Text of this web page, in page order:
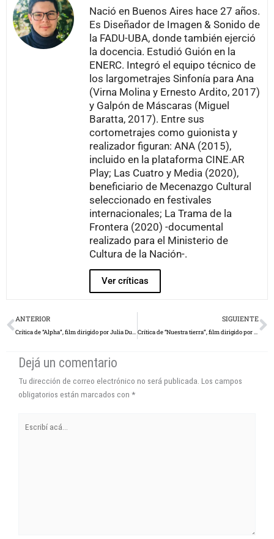
Nació en Buenos Aires hace 27 años.
Es Diseñador de Imagen & Sonido de
la FADU-UBA, donde también ejerció
la docencia. Estudió Guión en la
ENERC. Integró el equipo técnico de
los largometrajes Sinfonía para Ana
(Virna Molina y Ernesto Ardito, 2017)
y Galpón de Máscaras (Miguel
Baratta, 2017). Entre sus
cortometrajes como guionista y
realizador figuran: ANA (2015),
incluido en la plataforma CINE.AR
Play; Las Cuatro y Media (2020),
beneficiario de Mecenazgo Cultural
seleccionado en festivales
internacionales; La Trama de la
Frontera (2020) -documental
realizado para el Ministerio de
Cultura de la Nación-.
Ver críticas
Prev
ANTERIOR
Crítica de “Alpha”, film dirigido por Julia Ducournau
SIGUIENTE
Crítica de “Nuestra tierra”, film dirigido por Lucrecia Martel
Dejá un comentario
Tu dirección de correo electrónico no será publicada. Los campos
obligatorios están marcados con *
acá...